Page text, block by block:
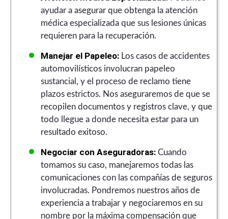
ayudar a asegurar que obtenga la atención
médica especializada que sus lesiones únicas
requieren para la recuperación.
Manejar el Papeleo:Los casos de accidentes
automovilísticos involucran papeleo
sustancial, y el proceso de reclamo tiene
plazos estrictos. Nos aseguraremos de que se
recopilen documentos y registros clave, y que
todo llegue a donde necesita estar para un
resultado exitoso.
Negociar con Aseguradoras:Cuando
tomamos su caso, manejaremos todas las
comunicaciones con las compañías de seguros
involucradas. Pondremos nuestros años de
experiencia a trabajar y negociaremos en su
nombre por la máxima compensación que